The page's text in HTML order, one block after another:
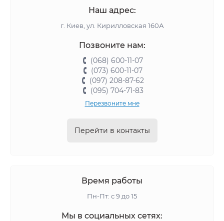
Наш адрес:
г. Киев, ул. Кирилловская 160А
Позвоните нам:
(068) 600-11-07
(073) 600-11-07
(097) 208-87-62
(095) 704-71-83
Перезвоните мне
Перейти в контакты
Время работы
Пн-Пт: с 9 до 15
Мы в социальных сетях: